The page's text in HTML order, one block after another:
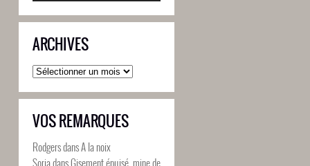
ARCHIVES
Archives
VOS REMARQUES
RodgersdansA la noix
SoriadansGisement épuisé, mine de